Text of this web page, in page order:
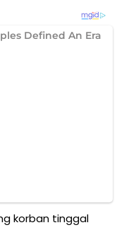
korban tinggal